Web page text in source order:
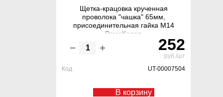
Щетка-крацовка крученная
проволока "чашка" 65мм,
присоединительная гайка М14
РемоКолор
252
руб./шт
Код
UT-00007504
В корзину